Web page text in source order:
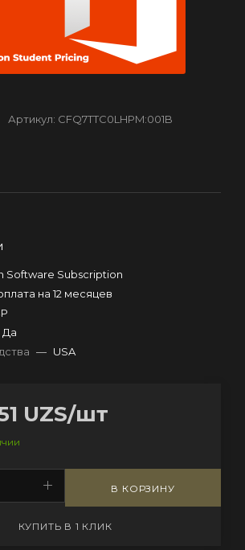
Артикул: CFQ7TTC0LHPM:001B
Software Subscription
на 12 месяцев
Да
— USA
UZS/шт
В КОРЗИНУ
КУПИТЬ В 1 КЛИК